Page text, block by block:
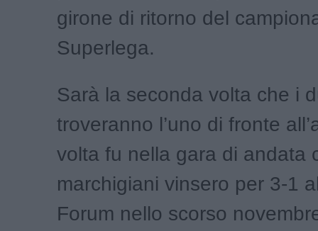
girone di ritorno del
Superlega.
Sarà la seconda volta che i
troveranno l’uno di fronte
volta fu nella gara di andata
marchigiani vinsero per 3-1
Forum nello scorso